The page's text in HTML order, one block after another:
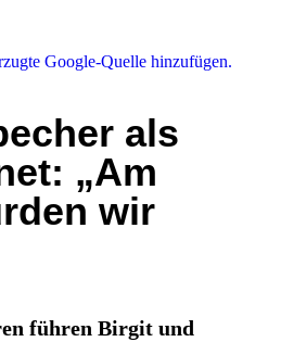
Google-Quelle hinzufügen.
als
„Am
wir
führen Birgit und